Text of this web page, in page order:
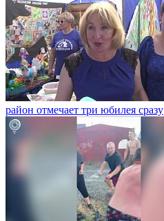
район отмечает три юбилея сразу